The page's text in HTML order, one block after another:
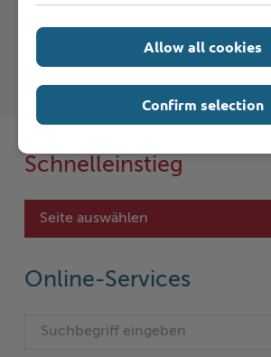
Internet-Seiten entnehmen Sie bitte den
Nutzungsbedingungen.
Schnelleinstieg
Seite auswählen
Online-Services
Allow all cookies
Confirm selection